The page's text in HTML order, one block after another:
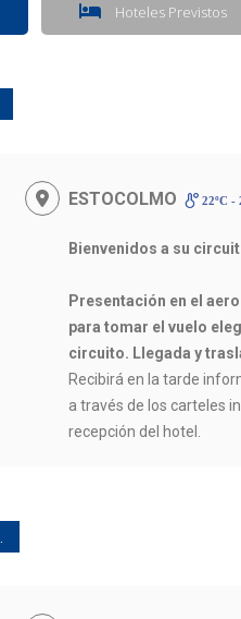
Hoteles Previstos
ESTOCOLMO 22ºC -
Bienvenidos a su
Presentación en el
para tomar el vuelo
circuito. Llegada y
Recibirá en la tarde
a través de los carteles
recepción del hotel.